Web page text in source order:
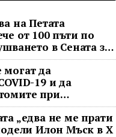
на Петата
от 100 пъти по
в Сената за
да
19 и да
при
„едва не ме прати
Илон Мъск в Х